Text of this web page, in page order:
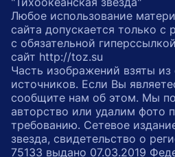
Любое использование
сайта допускается только с
с обязательной
сайт http://toz.su
Часть изображений взяты
источников. Если Вы
сообщите нам об этом. Мы
авторство или удалим фото
требованию. Сетевое
звезда, свидетельство о
75133 выдано 07.03.2019